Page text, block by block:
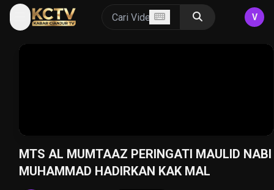
V
MTS AL MUMTAAZ PERINGATI MAULID NABI
MUHAMMAD HADIRKAN KAK MAL